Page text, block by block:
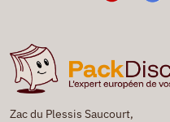
Zac du Plessis Saucourt,